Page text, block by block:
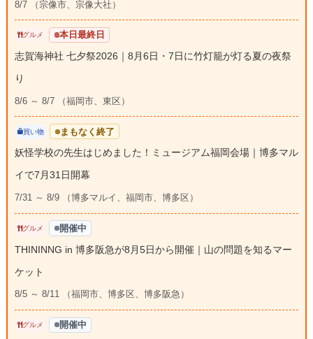
8/7 （宗像市、宗像大社）
グルメ 本日最終日
志賀海神社 七夕祭2026｜8月6日・7日に竹灯籠が灯る夏の夜祭
り
8/6 ～ 8/7 （福岡市、東区）
買い物 まもなく終了
妖怪学校の先生はじめました！ミュージアム福岡会場｜博多マル
イで7月31日開幕
7/31 ～ 8/9 （博多マルイ、福岡市、博多区）
グルメ 開催中
THININNG in 博多阪急が8月5日から開催｜山の問題を知るマー
ケット
8/5 ～ 8/11 （福岡市、博多区、博多阪急）
グルメ 開催中